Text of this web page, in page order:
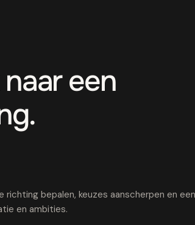
een
richting bepalen, keuzes aanscherpen en
en ambities.